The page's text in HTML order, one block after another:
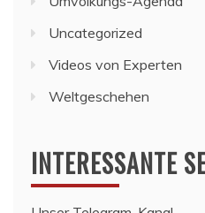
Uncategorized
Videos von Experten
Weltgeschehen
INTERESSANTE